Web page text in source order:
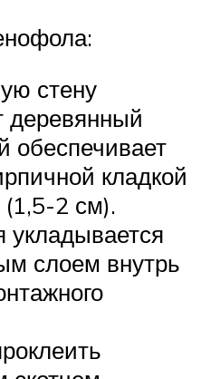
стену
деревянный
обеспечивает
кладкой
(1,5-2 см).
укладывается
слоем внутрь